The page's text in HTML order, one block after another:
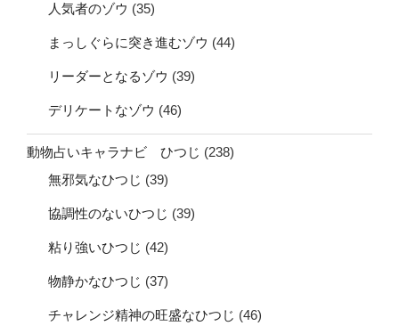
人気者のゾウ (35)
まっしぐらに突き進むゾウ (44)
リーダーとなるゾウ (39)
デリケートなゾウ (46)
動物占いキャラナビ ひつじ (238)
無邪気なひつじ (39)
協調性のないひつじ (39)
粘り強いひつじ (42)
物静かなひつじ (37)
チャレンジ精神の旺盛なひつじ (46)